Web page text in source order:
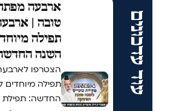
עוד עדכונים
ארבעה
טובה |
תפילה
השנה
הצטרפו
תפילה